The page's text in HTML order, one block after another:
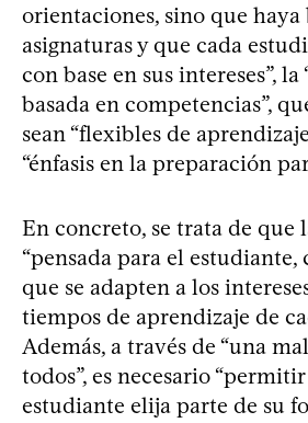
orientaciones, sino que haya
asignaturas y que cada
con base en sus intereses”,
basada en competencias”,
sean “flexibles de
“énfasis en la preparación
En concreto, se trata de que
“pensada para el
que se adapten a los
tiempos de aprendizaje de
Además, a través de “una
todos”, es necesario
estudiante elija parte de su